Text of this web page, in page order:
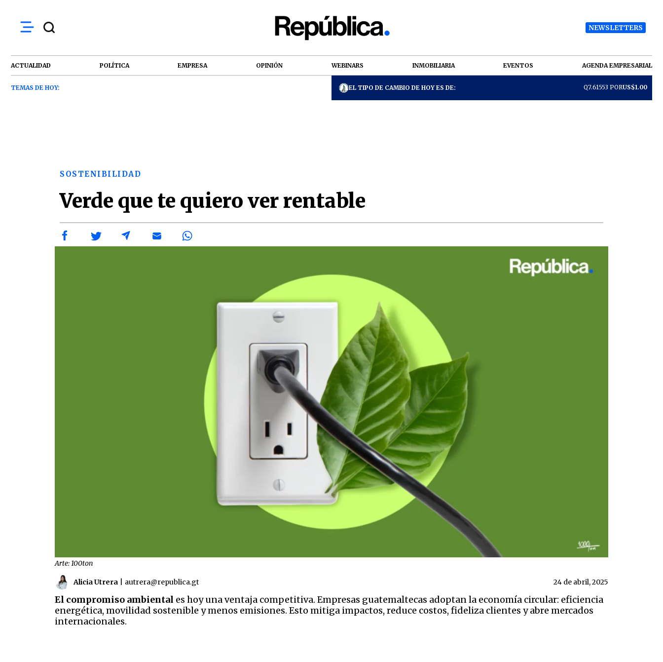
NEWSLETTERS
ACTUALIDAD POLÍTICA EMPRESA OPINIÓN WEBINARS INMOBILIARIA EVENTOS AGENDA EMPRESARIAL
TEMAS DE HOY: EL TIPO DE CAMBIO DE HOY ES DE: Q7.61553 PORUS$1.00
SOSTENIBILIDAD
Verde que te quiero ver rentable
Arte: 100ton
Alicia Utrera autrera@republica.gt 24 de abril, 2025
El compromiso ambiental es hoy una ventaja competitiva. Empresas guatemaltecas adoptan la economía circular: eficiencia
energética, movilidad sostenible y menos emisiones. Esto mitiga impactos, reduce costos, fideliza clientes y abre mercados
internacionales.